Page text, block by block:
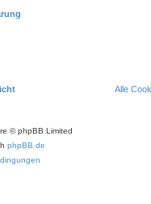
Alle
© phpBB Limited
phpBB.de